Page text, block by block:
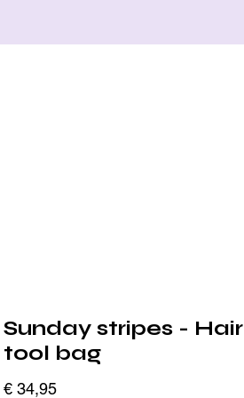
Sunday stripes - Hair
tool bag
€ 34,95Prijs